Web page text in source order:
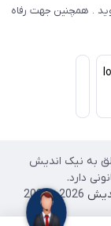
. همچنین جهت رفاه
به نیک اندیش
دارد.
2026 - 2025